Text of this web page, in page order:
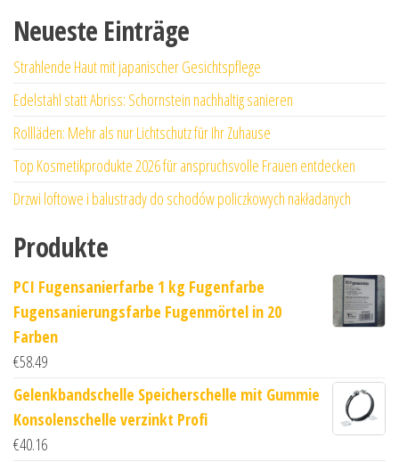
Neueste Einträge
Strahlende Haut mit japanischer Gesichtspflege
Edelstahl statt Abriss: Schornstein nachhaltig sanieren
Rollläden: Mehr als nur Lichtschutz für Ihr Zuhause
Top Kosmetikprodukte 2026 für anspruchsvolle Frauen entdecken
Drzwi loftowe i balustrady do schodów policzkowych nakładanych
Produkte
PCI Fugensanierfarbe 1 kg Fugenfarbe
Fugensanierungsfarbe Fugenmörtel in 20
Farben
€58.49
Gelenkbandschelle Speicherschelle mit Gummie
Konsolenschelle verzinkt Profi
€40.16